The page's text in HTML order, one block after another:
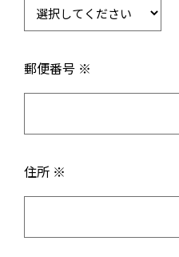
郵便番号 ※
住所 ※